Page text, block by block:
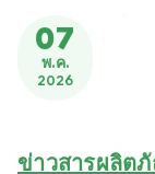
07
พ.ค.
2026
ข่าวสารผลิต